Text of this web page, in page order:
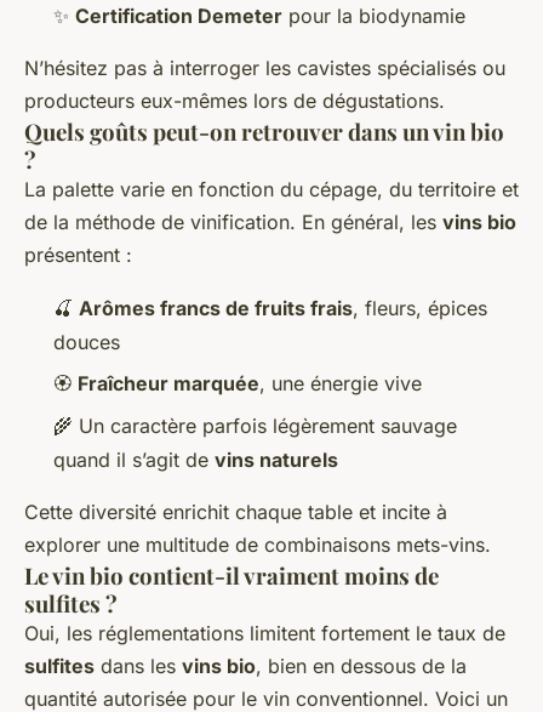
✨ Certification Demeter pour la biodynamie
N’hésitez pas à interroger les cavistes spécialisés ou
producteurs eux-mêmes lors de dégustations.
Quels goûts peut-on retrouver dans un vin bio
?
La palette varie en fonction du cépage, du territoire et
de la méthode de vinification. En général, les vins bio
présentent :
🍒 Arômes francs de fruits frais, fleurs, épices
douces
🏵️ Fraîcheur marquée, une énergie vive
🌾 Un caractère parfois légèrement sauvage
quand il s’agit de vins naturels
Cette diversité enrichit chaque table et incite à
explorer une multitude de combinaisons mets-vins.
Le vin bio contient-il vraiment moins de
sulfites ?
Oui, les réglementations limitent fortement le taux de
sulfites dans les vins bio, bien en dessous de la
quantité autorisée pour le vin conventionnel. Voici un